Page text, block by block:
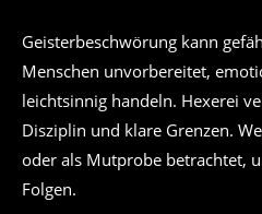
Geisterbeschwörung kann
Menschen unvorbereitet,
leichtsinnig handeln. Hexerei
Disziplin und klare Grenzen.
oder als Mutprobe betrachtet,
Folgen.